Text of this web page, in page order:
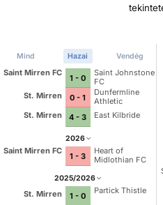
Mind Hazai Vendég
Saint Mirren FC
1 - 0
Saint Johnstone
FC
St. Mirren
0 - 1
Dunfermline
Athletic
St. Mirren
4 - 3 East Kilbride
2026
Saint Mirren FC
1 - 3
Heart of
Midlothian FC
2025/2026
St. Mirren 1 - 0
Partick Thistle